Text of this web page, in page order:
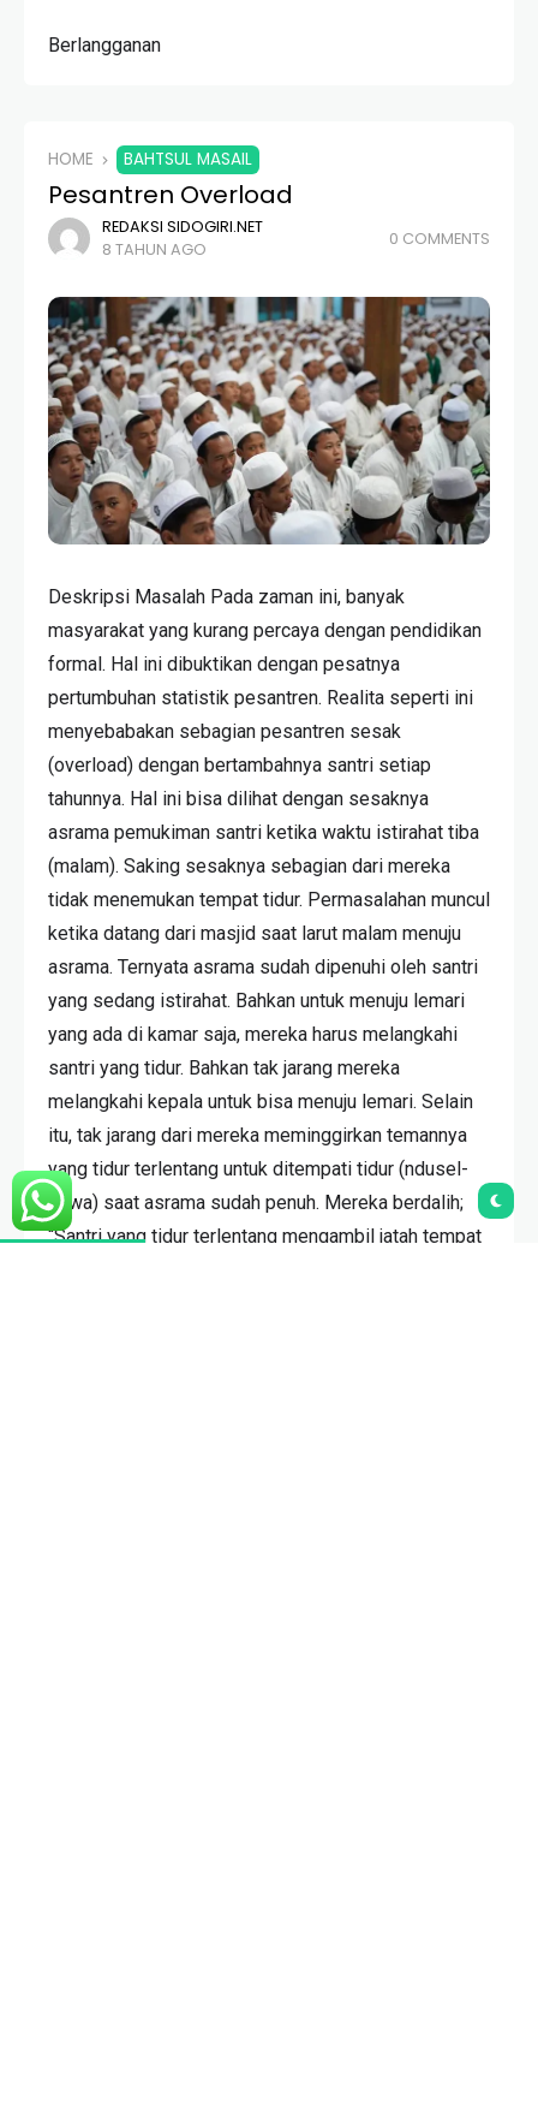
Berlangganan
HOME BAHTSUL MASAIL
Pesantren Overload
REDAKSI SIDOGIRI.NET
8 TAHUN AGO
0 COMMENTS
Deskripsi Masalah Pada zaman ini, banyak
masyarakat yang kurang percaya dengan pendidikan
formal. Hal ini dibuktikan dengan pesatnya
pertumbuhan statistik pesantren. Realita seperti ini
menyebabakan sebagian pesantren sesak
(overload) dengan bertambahnya santri setiap
tahunnya. Hal ini bisa dilihat dengan sesaknya
asrama pemukiman santri ketika waktu istirahat tiba
(malam). Saking sesaknya sebagian dari mereka
tidak menemukan tempat tidur. Permasalahan muncul
ketika datang dari masjid saat larut malam menuju
asrama. Ternyata asrama sudah dipenuhi oleh santri
yang sedang istirahat. Bahkan untuk menuju lemari
yang ada di kamar saja, mereka harus melangkahi
santri yang tidur. Bahkan tak jarang mereka
melangkahi kepala untuk bisa menuju lemari. Selain
itu, tak jarang dari mereka meminggirkan temannya
yang tidur terlentang untuk ditempati tidur (ndusel-
Jawa) saat asrama sudah penuh. Mereka berdalih;
“Santri yang tidur terlentang mengambil jatah tempat